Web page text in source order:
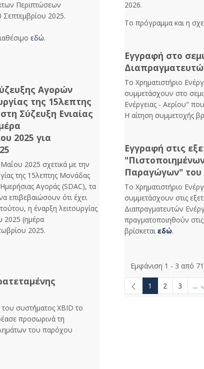
Περιπτώσεων
Σεπτεμβρίου 2025.
εδώ.
Αγορών
της 15λεπτης
Σύζευξη Ενιαίας
2025 για
2025 σχετικά με την
της 15λεπτης Μονάδας
Αγοράς (SDAC), τα
επιβεβαιώσουν ότι έχει
η έναρξη λειτουργίας
2025 (ημέρα
2025.
συστήματος XBID το
προσωρινά τη
του παρόχου
2026.
Το πρόγραμμα και η
Εγγραφή στο
Το Χρηματιστήριο
συμμετάσχουν στο
Ενέργειας - Αερίου"
Η αίτηση συμμετοχής
Εγγραφή στις
Παραγώγων" του
Το Χρηματιστήριο
συμμετάσχουν στις
Διαπραγματευτών
πραγματοποιηθούν
βρίσκεταιεδώ.
Εμφάνιση 1 - 3 από
1 2 3 ...